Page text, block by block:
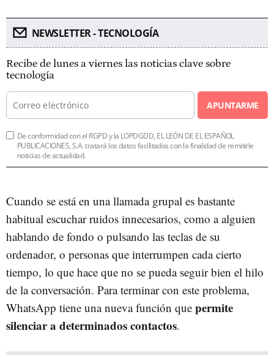
NEWSLETTER - TECNOLOGÍA
Recibe de lunes a viernes las noticias clave sobre
tecnología
APUNTARME
De conformidad con el RGPD y la LOPDGDD, EL LEÓN DE EL ESPAÑOL
PUBLICACIONES, S.A. tratará los datos facilitados con la finalidad de remitirle
noticias de actualidad.
Cuando se está en una llamada grupal es bastante
habitual escuchar ruidos innecesarios, como a alguien
hablando de fondo o pulsando las teclas de su
ordenador, o personas que interrumpen cada cierto
tiempo, lo que hace que no se pueda seguir bien el hilo
de la conversación. Para terminar con este problema,
WhatsApp tiene una nueva función que permite
silenciar a determinados contactos.